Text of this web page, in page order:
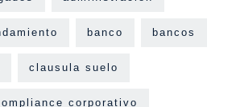
banco bancos
clausula suelo
corporativo